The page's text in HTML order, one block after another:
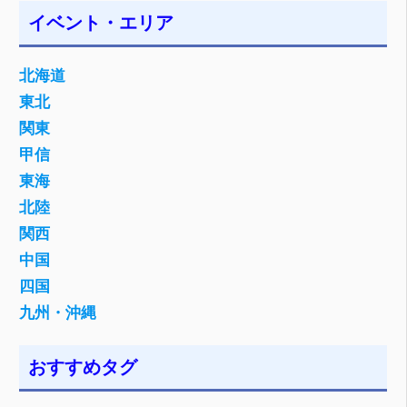
イベント・エリア
北海道
東北
関東
甲信
東海
北陸
関西
中国
四国
九州・沖縄
おすすめタグ